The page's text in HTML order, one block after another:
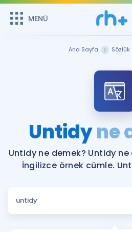
MENÜ
Şifremi
ÜYE
Sepetin Şu
Remzi Hoca ile seni sınava
bekliyor!
MENÜ
Katılımcı Görüşleri
Faydalı Araçlar
Sözlük
Ana Sayfa Sözlük
Untidyne
Untidy ne demek? Untidy
İngilizce örnek cümle.